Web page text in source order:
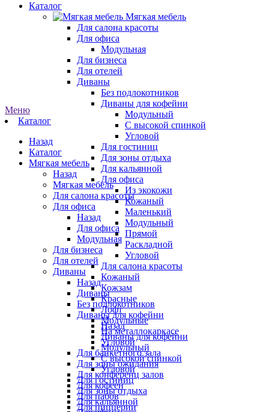
Каталог
Мягкая мебель
Для салона красоты
Для офиса
Модульная
Для бизнеса
Для отелей
Диваны
Без подлокотников
Диваны для кофейни
Модульный
С высокой спинкой
Угловой
Для гостиниц
Для зоны отдыха
Для кальянной
Для офиса
Из экокожи
Кожаный
Маленький
Модульный
Прямой
Раскладной
Угловой
Для салона красоты
Кожаный
Кожзам
Красные
Лофт
Модульные
На металлокаркасе
Угловой
Для банкетного зала
Для зоны ожидания
Для конференц залов
Для кофеен
Для пабов
Для пиццерии
Меню
Каталог
Назад
Каталог
Мягкая мебель
Назад
Мягкая мебель
Для салона красоты
Для офиса
Назад
Для офиса
Модульная
Для бизнеса
Для отелей
Диваны
Назад
Диваны
Без подлокотников
Диваны для кофейни
Назад
Диваны для кофейни
Модульный
С высокой спинкой
Угловой
Для гостиниц
Для зоны отдыха
Для кальянной